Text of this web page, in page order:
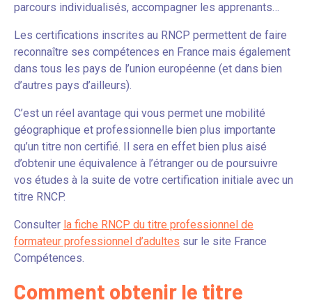
parcours individualisés, accompagner les apprenants…
Les certifications inscrites au RNCP permettent de faire
reconnaître ses compétences en France mais également
dans tous les pays de l’union européenne (et dans bien
d’autres pays d’ailleurs).
C’est un réel avantage qui vous permet une mobilité
géographique et professionnelle bien plus importante
qu’un titre non certifié. Il sera en effet bien plus aisé
d’obtenir une équivalence à l’étranger ou de poursuivre
vos études à la suite de votre certification initiale avec un
titre RNCP.
Consulter la fiche RNCP du titre professionnel de
formateur professionnel d’adultes sur le site France
Compétences.
Comment obtenir le titre